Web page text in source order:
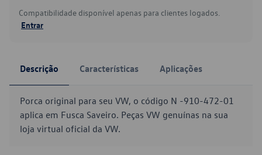
Compatibilidade disponível apenas para clientes logados.
Entrar
Descrição Características Aplicações
Porca original para seu VW, o código N -910-472-01
aplica em Fusca Saveiro. Peças VW genuínas na sua
loja virtual oficial da VW.